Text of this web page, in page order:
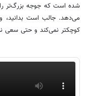
شده است که جوجه بزرگ‌تر
می‌دهد. جالب است بدانید،
کوچکتر نمی‌کند و حتی سعی